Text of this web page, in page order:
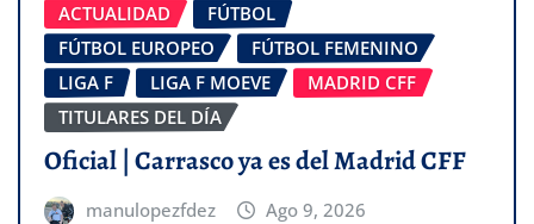
ACTUALIDAD
FÚTBOL
FÚTBOL EUROPEO
FÚTBOL FEMENINO
LIGA F
LIGA F MOEVE
MADRID CFF
TITULARES DEL DÍA
Oficial | Carrasco ya es del Madrid CFF
manulopezfdez Ago 9, 2026